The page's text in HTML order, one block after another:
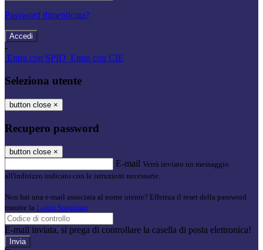
Password dimenticata?
-
Entra con SPID Entra con CIE
Seleziona utente
button close ×
Recupero password
button close ×
E-mail Verrà inviato un messaggio
all'indirizzo indicato con le istruzioni necessarie.
Non hai una e-mail associata al nome utente? Effettua il reset della password
tramite la Login Spaggiari
E-mail inviata, si prega di controllare la casella di posta elettronica!